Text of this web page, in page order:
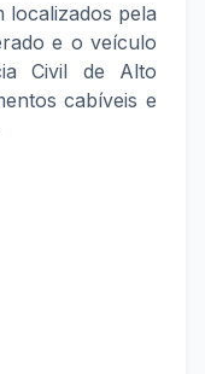
localizados pela
e o veículo
Civil de Alto
cabíveis e